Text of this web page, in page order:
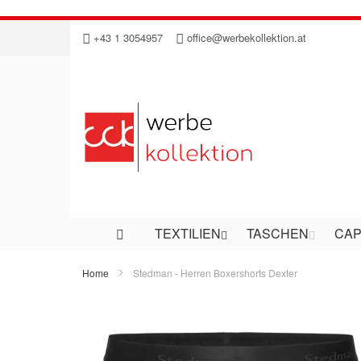
Direkt
Inhalt
+43 1 3054957 office@werbekollektion.at
TEXTILIEN TASCHEN
Home Stedman - Herren Boxershorts Dexter
Bildergalerie